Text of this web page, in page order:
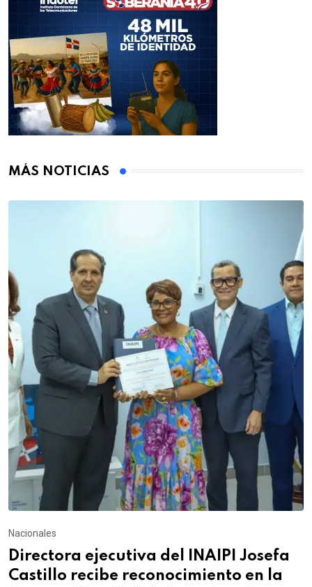
MÁS NOTICIAS
Nacionales
Directora ejecutiva del INAIPI Josefa
Castillo recibe reconocimiento en la